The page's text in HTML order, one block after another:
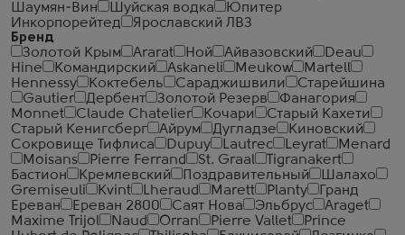
Шаумян-Вин
Шуйская водка
Юпитер
Инкорпорейтед
Ярославский ЛВЗ
Бренд
Золотой Крым
Ararat Ной Айвазовский
Deau
Hine
Командирский Askaneli Meukow
Martell
Hennessy
Коктебель Сараджишвили
Старейшина
Gautier
Дербент Золотой Резерв
Фанагория
Monnet
Claude Chatelier Кочари
Старый Кахети
Старый Кенигсберг
Айрум Дугладзе
Киновский
Сокровище Тифлиса
Dupuy Lautrec Leyrat
Menard
Moisans
Pierre Ferrand St. Graal
Tigranakert
Бастион
Кремлевский Поздравительный
Шалахо
Gremiseuli
Kvint Lheraud Marett Planty
Гранд
Ереван
Ереван 2800 Саят Нова Эльбрус
Araget
Maxime Trijol
Naud Orran Pierre Vallet
Prince